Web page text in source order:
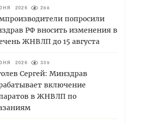
2026 288
попросили
РФ вносить изменения в
ЖНВЛП до 15 августа
2026 339
Сергей: Минздрав
включение
в ЖНВЛП по